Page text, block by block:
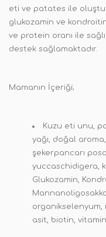
eti ve patates ile
glukozamin ve
ve protein oranı ile
destek sağlamaktadır.
Mamanın İçeriği;
Kuzu eti unu,
yağı, doğal
şekerpancarı
yuccaschidigera,
Glukozamin,
asit, biotin,